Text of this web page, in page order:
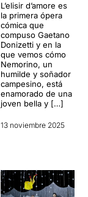
L’elisir d’amore es
la primera ópera
cómica que
compuso Gaetano
Donizetti y en la
que vemos cómo
Nemorino, un
humilde y soñador
campesino, está
enamorado de una
joven bella y […]
13 noviembre 2025